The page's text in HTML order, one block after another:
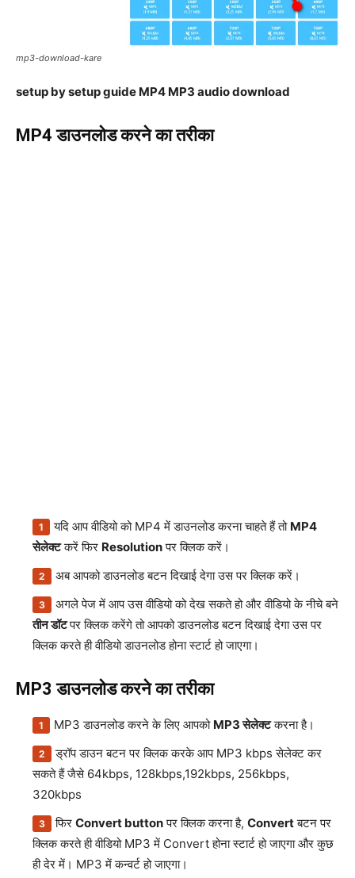
mp3-download-kare
setup by setup guide MP4 MP3 audio download
MP4 डाउनलोड करने का तरीका
यदि आप वीडियो को MP4 में डाउनलोड करना चाहते हैं तो MP4
सेलेक्टकरें फिर Resolutionपर क्लिक करें।
अब आपको डाउनलोड बटन दिखाई देगा उस पर क्लिक करें।
अगले पेज में आप उस वीडियो को देख सकते हो और वीडियो के नीचे बने
तीन डॉटपर क्लिक करेंगे तो आपको डाउनलोड बटन दिखाई देगा उस पर
क्लिक करते ही वीडियो डाउनलोड होना स्टार्ट हो जाएगा।
MP3 डाउनलोड करने का तरीका
MP3 डाउनलोड करने के लिए आपको MP3 सेलेक्टकरना है।
ड्रॉप डाउन बटन पर क्लिक करके आप MP3 kbps सेलेक्ट कर
सकते हैं जैसे 64kbps, 128kbps,192kbps, 256kbps,
320kbps
फिर Convert buttonपर क्लिक करना है, Convertबटन पर
क्लिक करते ही वीडियो MP3 में Convert होना स्टार्ट हो जाएगा और कुछ
ही देर में। MP3 में कन्वर्ट हो जाएगा।